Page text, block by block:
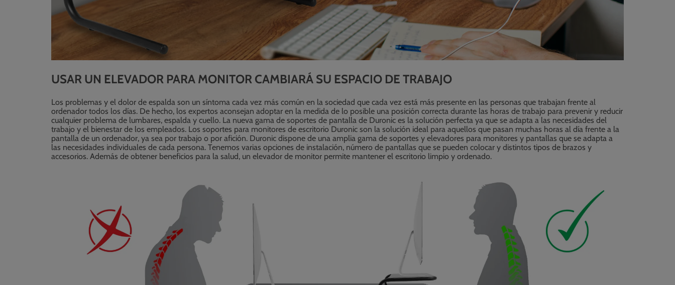
USAR UN ELEVADOR PARA MONITOR CAMBIARÁ SU ESPACIO DE TRABAJO
Los problemas y el dolor de espalda son un síntoma cada vez más común en la sociedad que cada vez está más presente en las personas que trabajan frente al
ordenador todos los días. De hecho, los expertos aconsejan adoptar en la medida de lo posible una posición correcta durante las horas de trabajo para prevenir y reducir
cualquier problema de lumbares, espalda y cuello. La nueva gama de soportes de pantalla de Duronic es la solución perfecta ya que se adapta a las necesidades del
trabajo y el bienestar de los empleados. Los soportes para monitores de escritorio Duronic son la solución ideal para aquellos que pasan muchas horas al día frente a la
pantalla de un ordenador, ya sea por trabajo o por afición. Duronic dispone de una amplia gama de soportes y elevadores para monitores y pantallas que se adapta a
las necesidades individuales de cada persona. Tenemos varias opciones de instalación, número de pantallas que se pueden colocar y distintos tipos de brazos y
accesorios. Además de obtener beneficios para la salud, un elevador de monitor permite mantener el escritorio limpio y ordenado.